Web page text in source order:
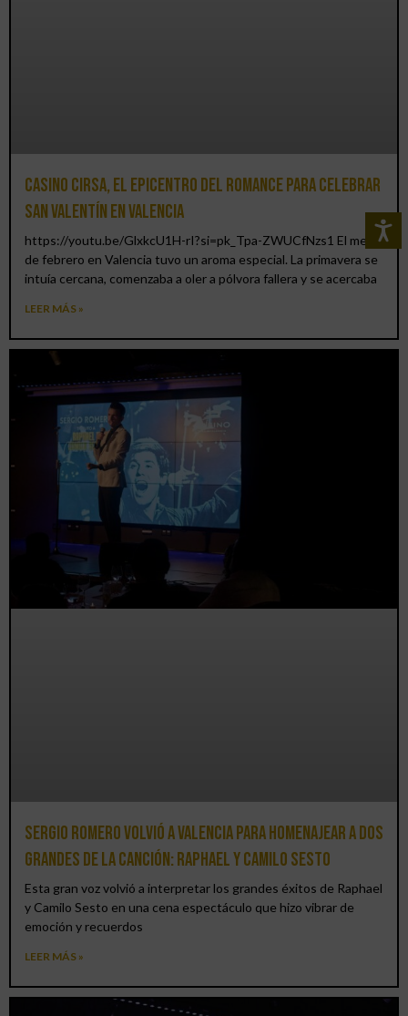
Casino CIRSA, el epicentro del romance para celebrar
San Valentín en Valencia
https://youtu.be/GlxkcU1H-rI?si=pk_Tpa-ZWUCfNzs1 El mes
de febrero en Valencia tuvo un aroma especial. La primavera se
intuía cercana, comenzaba a oler a pólvora fallera y se acercaba
LEER MÁS »
Sergio Romero volvió a Valencia para homenajear a dos
grandes de la canción: Raphael y Camilo Sesto
Esta gran voz volvió a interpretar los grandes éxitos de Raphael
y Camilo Sesto en una cena espectáculo que hizo vibrar de
emoción y recuerdos
LEER MÁS »